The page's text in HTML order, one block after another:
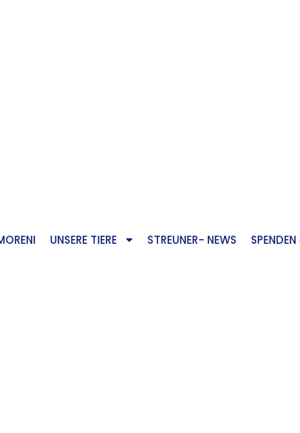
UNSERE TIERE STREUNER- NEWS SPENDEN